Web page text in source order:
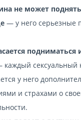
не может
— у него серьезные
подниматься
каждый сексуальный
у него
и страхами о